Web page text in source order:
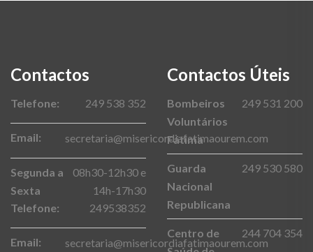
Contactos
Telefone: 249 538 352
Email: secretaria@misericordiafatimaourem.com
Segunda a
Sexta
08h30-12h30 e
14h-17h30
Telefone:
249538352
Email: secretaria@misericordiafatimaourem.com
Contactos Úteis
Bombeiros
Voluntários
Fátima
249 531 200
Guarda
Nacional
Republicana
249 530 580
Centro de
244 704 354